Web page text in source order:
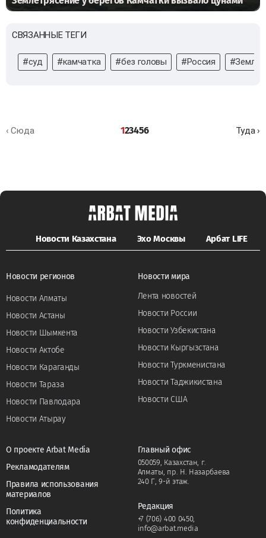
СВЯЗАННЫЕ ТЕГИ
#суд #камчатка #без головы #Россия
‹ Сюда 123456 Туда ›
Новости Казахстана Эхо Москвы Арбат LIFE
Новости регионов
Новости Алматы
Новости Астаны
Новости Шымкента
Новости Актобе
Новости Караганды
Новости Тараза
Новости Павлодара
Новости Атырау
Новости мира
Лента новостей
Новости России
Новости Узбекистана
Новости Кыргызстана
Новости Туркменистана
Новости Таджикистана
Новости США
О проекте Arbat Media
Рекламодателям
Правила использования
материалов
Политика
конфиденциальности
Главный офис
050059, Казахстан, г.
Алматы, пр. Н. Назарбаева
240 Г, 9-й этаж.
Редакция
+7 (706) 400 0450,
info@arbat.media